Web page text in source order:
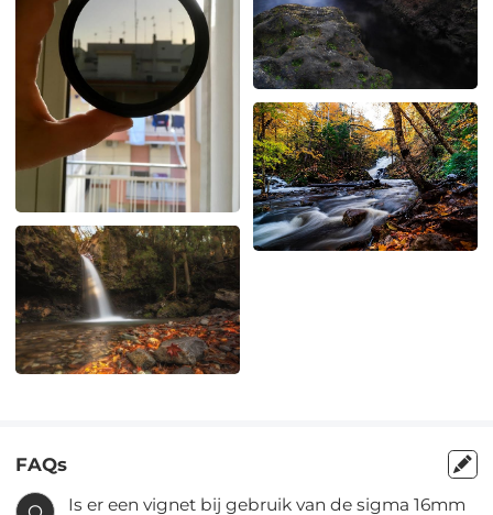
FAQs
Is er een vignet bij gebruik van de sigma 16mm